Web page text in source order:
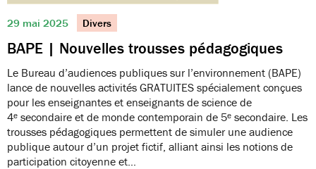
29 mai 2025 Divers
BAPE | Nouvelles trousses pédagogiques
Le Bureau d’audiences publiques sur l’environnement (BAPE)
lance de nouvelles activités GRATUITES spécialement conçues
pour les enseignantes et enseignants de science de
4ᵉ secondaire et de monde contemporain de 5ᵉ secondaire. Les
trousses pédagogiques permettent de simuler une audience
publique autour d’un projet fictif, alliant ainsi les notions de
participation citoyenne et…